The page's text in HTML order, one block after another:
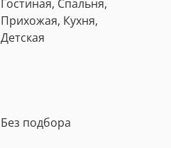
Гостиная, Спальня,
Прихожая, Кухня,
Детская
Без подбора